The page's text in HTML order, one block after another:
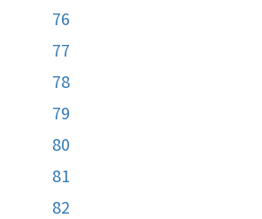
76
77
78
79
80
81
82